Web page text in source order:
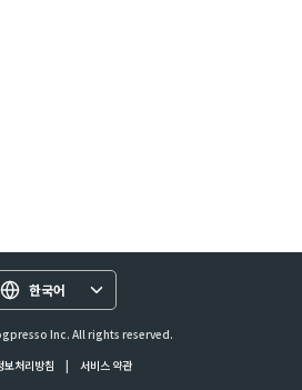
한국어
Inc. All rights reserved.
보처리방침
| 서비스 약관